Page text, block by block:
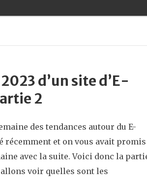
d’un site d’E-
2
des tendances autour du E-
récemment et on vous avait promis
avec la suite. Voici donc la
voir quelles sont les